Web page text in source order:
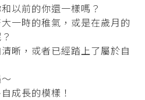
以前的你還一樣嗎？
一時的稚氣，或是在歲月的
晰，或者已經踏上了屬於自
成長的模樣！